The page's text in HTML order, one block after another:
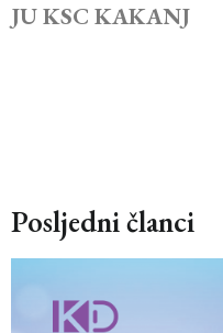
JU KSC KAKANJ
Posljedni članci